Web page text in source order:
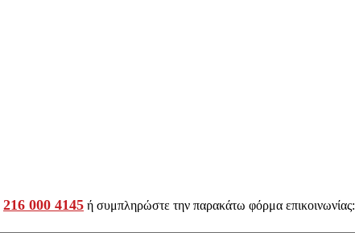
216 000 4145 ή συμπληρώστε την παρακάτω φόρμα επικοινωνίας: